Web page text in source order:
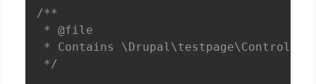
/**
* @file
* Contains
*/